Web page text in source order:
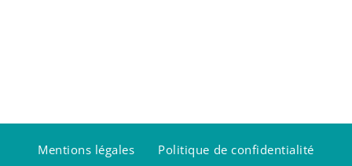
Mentions légales Politique de confidentialité